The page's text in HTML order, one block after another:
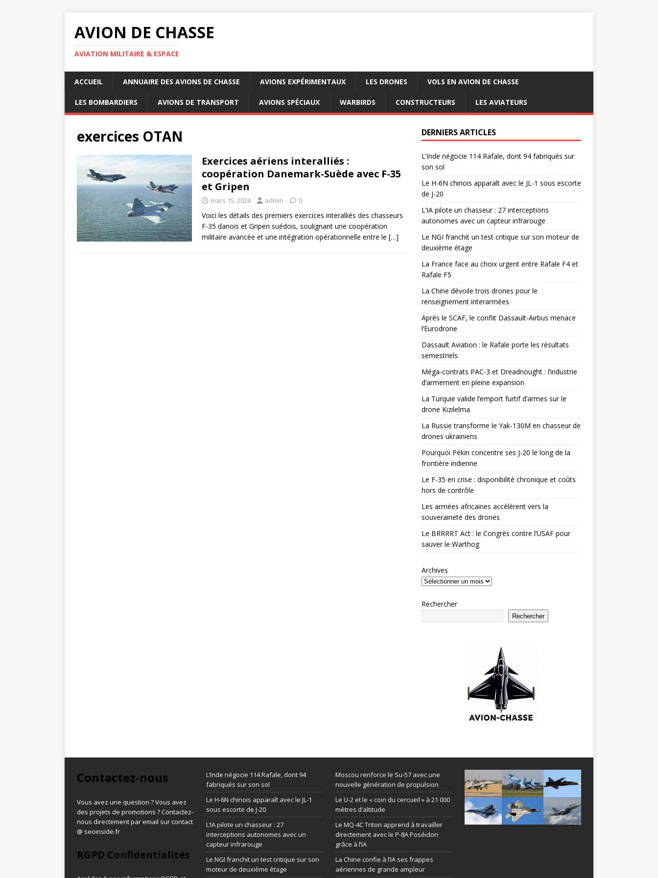
AVION DE CHASSE
AVIATION MILITAIRE & ESPACE
ACCUEIL ANNUAIRE DES AVIONS DE CHASSE AVIONS EXPÉRIMENTAUX LES DRONES VOLS EN AVION DE CHASSE
LES BOMBARDIERS AVIONS DE TRANSPORT AVIONS SPÉCIAUX WARBIRDS CONSTRUCTEURS LES AVIATEURS
exercices OTAN
Exercices aériens interalliés :
coopération Danemark-Suède avec F-35
et Gripen
mars 15, 2024 admin 0
Voici les détails des premiers exercices interalliés des chasseurs
F-35 danois et Gripen suédois, soulignant une coopération
militaire avancée et une intégration opérationnelle entre le […]
DERNIERS ARTICLES
L’Inde négocie 114 Rafale, dont 94 fabriqués sur
son sol
Le H-6N chinois apparaît avec le JL-1 sous escorte
de J-20
L’IA pilote un chasseur : 27 interceptions
autonomes avec un capteur infrarouge
Le NGI franchit un test critique sur son moteur de
deuxième étage
La France face au choix urgent entre Rafale F4 et
Rafale F5
La Chine dévoile trois drones pour le
renseignement interarmées
Après le SCAF, le conflit Dassault-Airbus menace
l’Eurodrone
Dassault Aviation : le Rafale porte les résultats
semestriels
Méga-contrats PAC-3 et Dreadnought : l’industrie
d’armement en pleine expansion
La Turquie valide l’emport furtif d’armes sur le
drone Kızılelma
La Russie transforme le Yak-130M en chasseur de
drones ukrainiens
Pourquoi Pékin concentre ses J-20 le long de la
frontière indienne
Le F-35 en crise : disponibilité chronique et coûts
hors de contrôle
Les armées africaines accélèrent vers la
souveraineté des drones
Le BRRRRT Act : le Congrès contre l’USAF pour
sauver le Warthog
Archives
Rechercher
Rechercher
Contactez-nous
Vous avez une question ? Vous avez
des projets de promotions ? Contactez-
nous directement par email sur contact
@ seoinside.fr
RGPD Confidentialités
L’Inde négocie 114 Rafale, dont 94
fabriqués sur son sol
Le H-6N chinois apparaît avec le JL-1
sous escorte de J-20
L’IA pilote un chasseur : 27
interceptions autonomes avec un
capteur infrarouge
Le NGI franchit un test critique sur son
moteur de deuxième étage
Moscou renforce le Su-57 avec une
nouvelle génération de propulsion
Le U-2 et le « coin du cercueil » à 21 000
mètres d’altitude
Le MQ-4C Triton apprend à travailler
directement avec le P-8A Poséidon
grâce à l’IA
La Chine confie à l’IA ses frappes
aériennes de grande ampleur